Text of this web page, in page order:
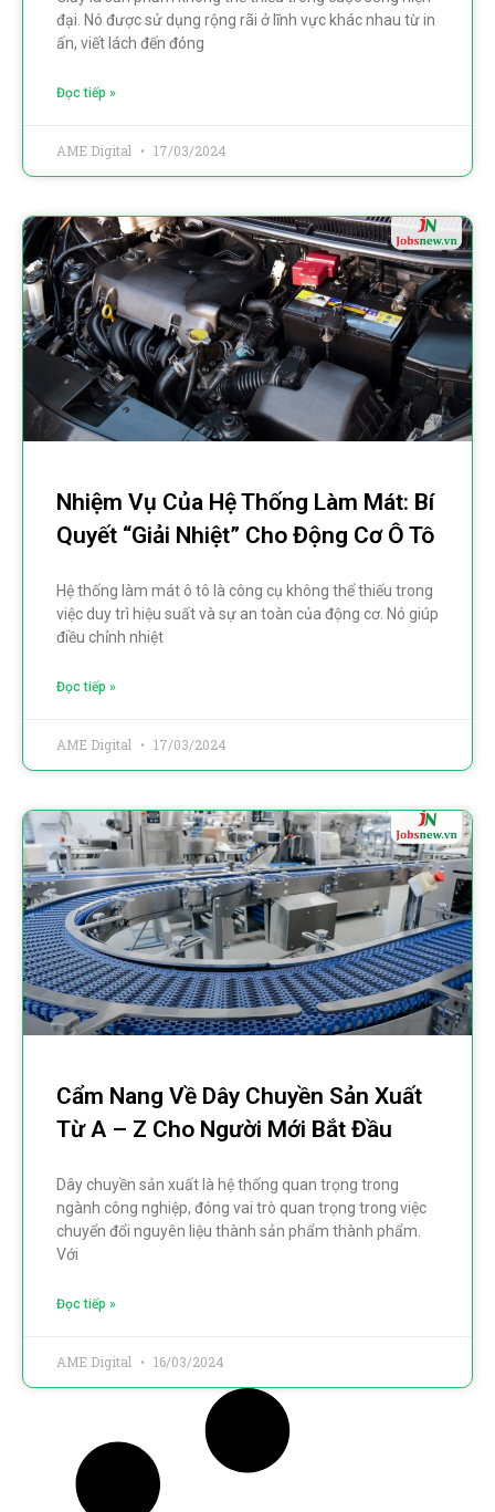
đại. Nó được sử dụng rộng rãi ở lĩnh vực khác nhau từ in
ấn, viết lách đến đóng
Đọc tiếp »
AME Digital 17/03/2024
Nhiệm Vụ Của Hệ Thống Làm Mát: Bí
Quyết “giải Nhiệt” Cho Động Cơ Ô Tô
Hệ thống làm mát ô tô là công cụ không thể thiếu trong
việc duy trì hiệu suất và sự an toàn của động cơ. Nó giúp
điều chỉnh nhiệt
Đọc tiếp »
AME Digital 17/03/2024
Cẩm Nang Về Dây Chuyền Sản Xuất
Từ A – Z Cho Người Mới Bắt Đầu
Dây chuyền sản xuất là hệ thống quan trọng trong
ngành công nghiệp, đóng vai trò quan trọng trong việc
chuyển đổi nguyên liệu thành sản phẩm thành phẩm.
Với
Đọc tiếp »
AME Digital 16/03/2024